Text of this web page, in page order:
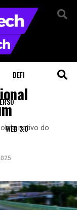
DEFI
WEB 3.0nativo do